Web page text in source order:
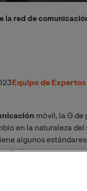
la red de
Equipo de
móvil, la G
en la naturaleza
algunos
anterior.